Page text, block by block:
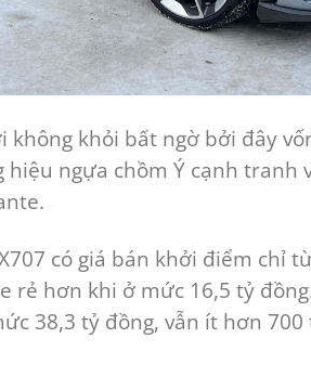
khỏi bất ngờ bởi đây
ngựa chồm Ý cạnh tranh
có giá bán khởi điểm chỉ
rẻ hơn khi ở mức 16,5 tỷ
38,3 tỷ đồng, vẫn ít hơn